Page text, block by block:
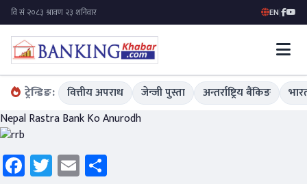
EN|
ट्रेन्डिङ: वित्तीय अपराध जेन्जी पुस्ता अन्तर्राष्ट्रिय बैंकिङ
Nepal Rastra Bank Ko Anurodh
Facebook
Twitter
Email